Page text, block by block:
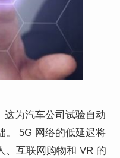
这为汽车公司试验自动
。 5G 网络的低延迟将
、互联网购物和 VR 的